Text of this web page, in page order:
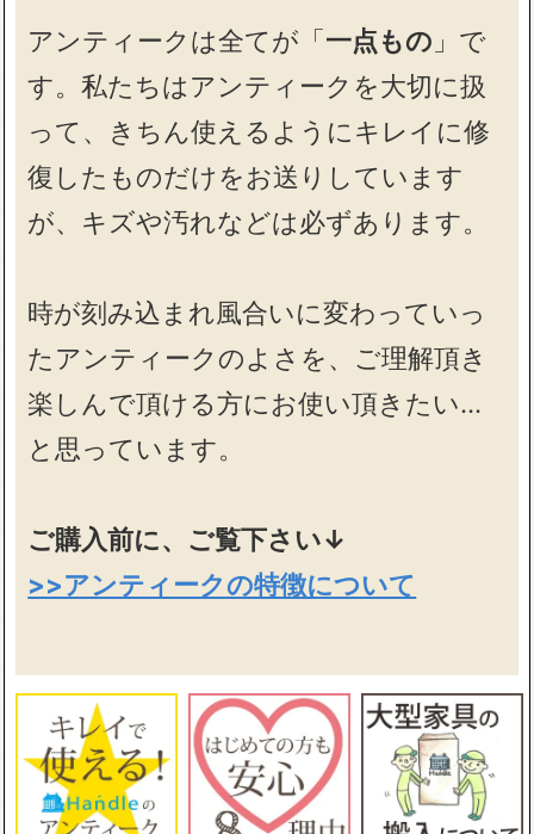
アンティークは全てが「 一点もの 」で
す。私たちはアンティークを大切に扱
って、きちん使えるようにキレイに修
復したものだけをお送りしています
が、キズや汚れなどは必ずあります。
時が刻み込まれ風合いに変わっていっ
たアンティークのよさを、ご理解頂き
楽しんで頂ける方にお使い頂きたい…
と思っています。
ご購入前に、ご覧下さい↓
>>アンティークの特徴について